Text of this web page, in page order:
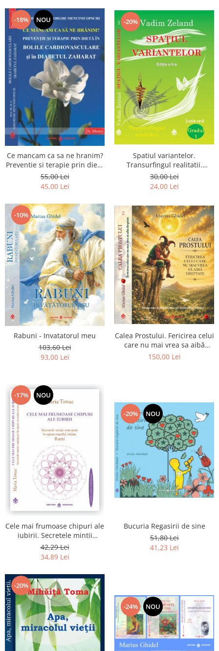
-18% NOU
Ce mancam ca sa ne hranim?
Preventie si terapie prin dieta
in bolile cardiovasculare si in
diabetul zaharat
55,00 Lei
45,00 Lei
-20%
Spatiul variantelor.
Transurfingul realitatii.
Gradul 1. Cum sa ne
dezvoltam intuitia si sa ne
alegem soarta
30,00 Lei
24,00 Lei
-10%
Rabuni - Invatatorul meu
103,60 Lei
93,00 Lei
Calea Prostului. Fericirea celui
care nu mai vrea sa aibă
dreptate - Intoarcerea la
150,00 Lei
-17% NOU
Cele mai frumoase chipuri ale
iubirii. Secretele mintii
omenesti in opera marelui
initiat, Rumi
42,29 Lei
34,89 Lei
-20% NOU
Bucuria Regasirii de sine
51,80 Lei
41,23 Lei
-20%
-24% NOU